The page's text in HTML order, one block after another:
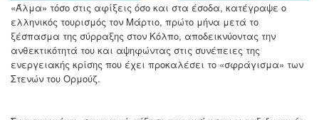
«Άλμα» τόσο στις αφίξεις όσο και στα έσοδα, κατέγραψε ο
ελληνικός τουρισμός τον Μάρτιο, πρώτο μήνα μετά το
ξέσπασμα της σύρραξης στον Κόλπο, αποδεικνύοντας την
ανθεκτικότητά του και αψηφώντας στις συνέπειες της
ενεργειακής κρίσης που έχει προκαλέσει το «σφράγισμα» των
Στενών του Ορμούζ.